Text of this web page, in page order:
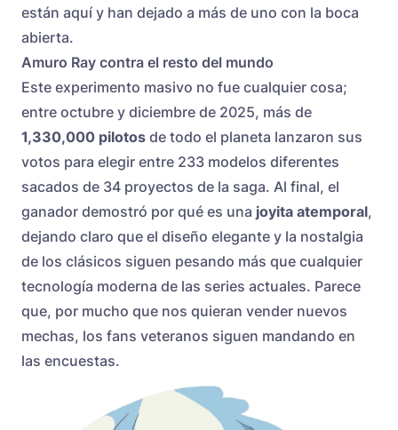
están aquí y han dejado a más de uno con la boca
abierta.
Amuro Ray contra el resto del mundo
Este experimento masivo no fue cualquier cosa;
entre octubre y diciembre de 2025, más de
1,330,000 pilotos de todo el planeta lanzaron sus
votos para elegir entre 233 modelos diferentes
sacados de 34 proyectos de la saga. Al final, el
ganador demostró por qué es una joyita atemporal,
dejando claro que el diseño elegante y la nostalgia
de los clásicos siguen pesando más que cualquier
tecnología moderna de las series actuales. Parece
que, por mucho que nos quieran vender nuevos
mechas, los fans veteranos siguen mandando en
las encuestas.